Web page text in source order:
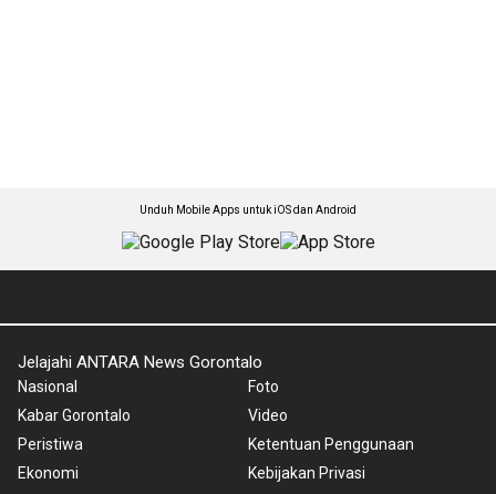
Unduh Mobile Apps untuk iOS dan Android
Jelajahi ANTARA News Gorontalo
Nasional
Kabar Gorontalo
Peristiwa
Ekonomi
Foto
Video
Ketentuan Penggunaan
Kebijakan Privasi